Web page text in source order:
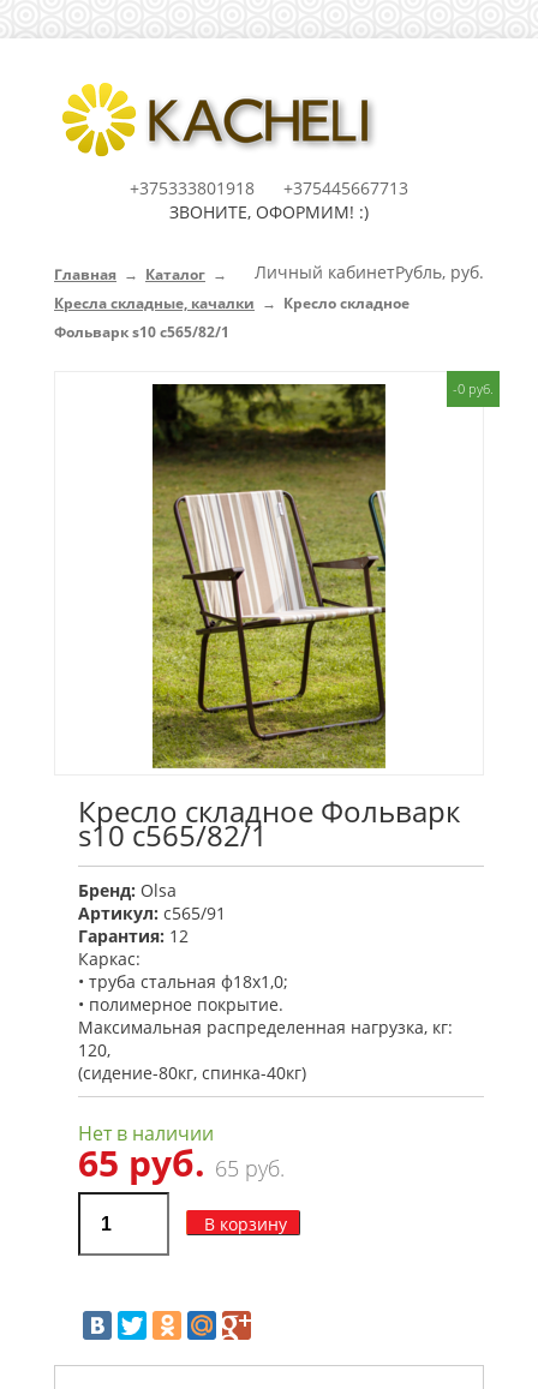
+375333801918
+375445667713
ЗВОНИТЕ, ОФОРМИМ! :)
Рубль, руб.
Личный кабинет
Главная → Каталог →
Кресла складные, качалки → Кресло складное
Фольварк s10 с565/82/1
-0 руб.
Кресло складное Фольварк
s10 с565/82/1
Бренд: Olsa
Артикул: с565/91
Гарантия: 12
Каркас:
• труба стальная ф18х1,0;
• полимерное покрытие.
Максимальная распределенная нагрузка, кг:
120,
(сидение-80кг, спинка-40кг)
Нет в наличии
65 руб. 65 руб.
В корзину